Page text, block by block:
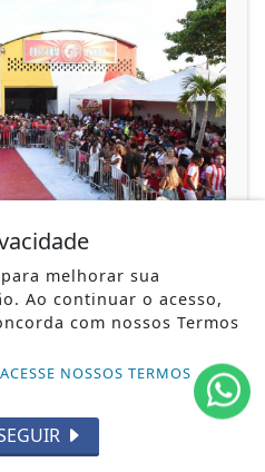
promovem
serviços
(20), na quadra da
melhorar sua
Ao continuar o acesso,
com nossos Termos
ACESSE NOSSOS TERMOS